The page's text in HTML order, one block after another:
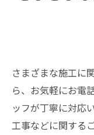
さまざまな施工に
ら、お気軽にお電
ッフが丁寧に対応
工事などに関する